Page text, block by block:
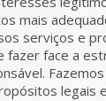
mais
serviços e
fazer face a
legais